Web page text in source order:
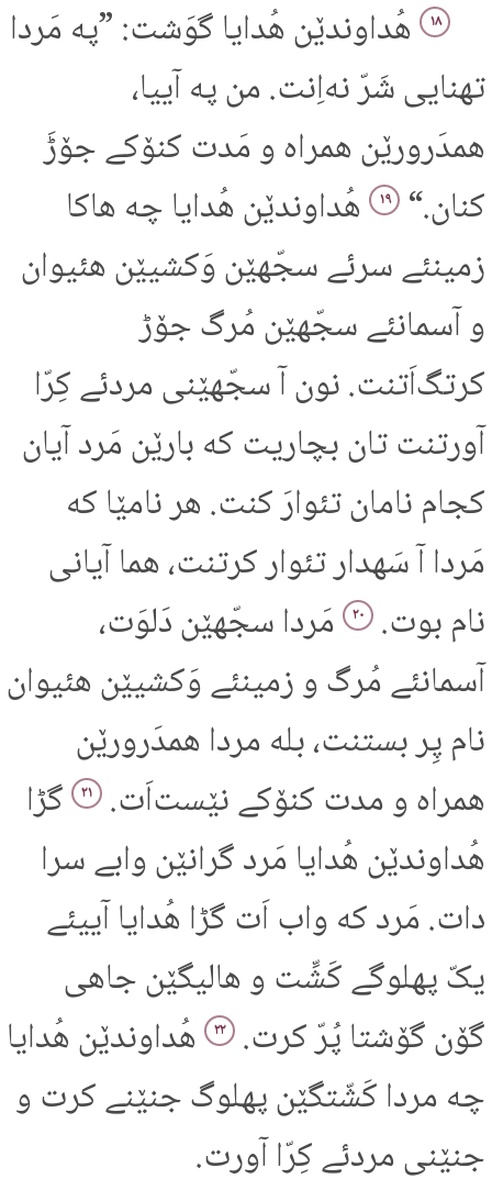
۱۸ هُداوندێن هُدایا گوَشت: ”په مَردا
تهنایی شَرّ نه‌اِنت. من په آییا،
همدَرورێن همراه و مَدت کنۆکے جۆڑَ
کنان.“
۱۹ هُداوندێن هُدایا چه هاکا
زمینئے سرئے سجّهێن وَکشیێن هئیوان
و آسمانئے سجّهێن مُرگ جۆڑ
کرتگ‌اَتنت. نون آ سجّهێنی مردئے کِرّا
آورتنت تان بچاریت که بارێن مَرد آیان
کجام نامان تئوارَ کنت. هر نامێا که
مَردا آ سَهدار تئوار کرتنت، هما آیانی
نام بوت.
۲۰ مَردا سجّهێن دَلوَت،
آسمانئے مُرگ و زمینئے وَکشیێن هئیوان
نام پِر بستنت، بله مردا همدَرورێن
همراه و مدت کنۆکے نێست‌اَت.
۲۱ گڑا
هُداوندێن هُدایا مَرد گرانێن وابے سرا
دات. مَرد که واب اَت گڑا هُدایا آییئے
یکّ پهلوگے کَشِّت و هالیگێن جاهی
گۆن گۆشتا پُرّ کرت.
۲۲ هُداوندێن هُدایا
چه مردا کَشّتگێن پهلوگ جنێنے کرت و
جنێنی مردئے کِرّا آورت.